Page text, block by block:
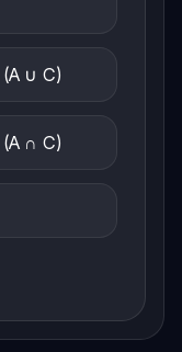
∪ C)
∩ C)